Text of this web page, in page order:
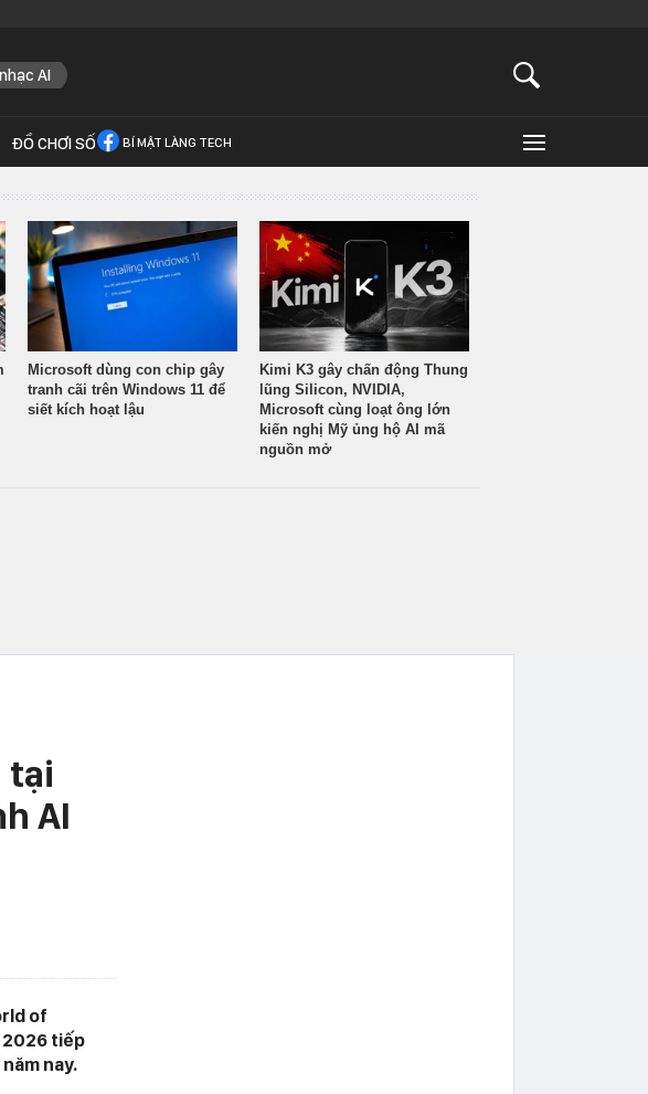
nhạc AI
ĐỒ CHƠI SỐ BÍ MẬT LÀNG TECH
Microsoft dùng con chip gây
tranh cãi trên Windows 11 để
siết kích hoạt lậu
Kimi K3 gây chấn động Thung
lũng Silicon, NVIDIA,
Microsoft cùng loạt ông lớn
kiến nghị Mỹ ủng hộ AI mã
nguồn mở
tại
AI
of
2026 tiếp
nay.